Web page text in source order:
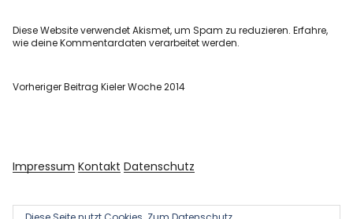
Diese Website verwendet Akismet, um Spam zu reduzieren.Erfahre,
wie deine Kommentardaten verarbeitet werden.
Vorheriger Beitrag Kieler Woche 2014
Impressum Kontakt Datenschutz